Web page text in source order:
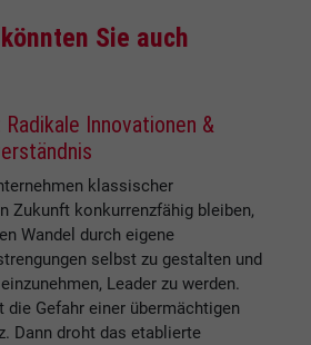
Sie auch
Innovationen &
klassischer
Zukunft konkurrenzfähig bleiben,
Wandel durch eigene
selbst zu gestalten und
Leader zu werden.
Gefahr einer übermächtigen
Dann droht das etablierte